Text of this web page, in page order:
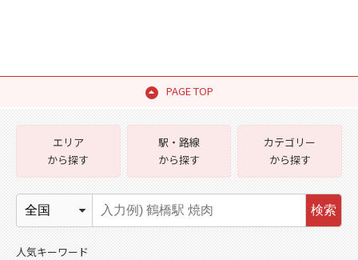
PAGE TOP
エリア
から探す
駅・路線
から探す
カテゴリー
から探す
検索
人気キーワード